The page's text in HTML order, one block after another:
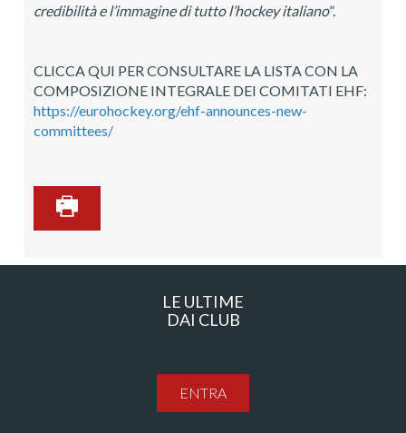
credibilità e l’immagine di tutto l’hockey italiano”.
CLICCA QUI PER CONSULTARE LA LISTA CON LA
COMPOSIZIONE INTEGRALE DEI COMITATI EHF:
https://eurohockey.org/ehf-announces-new-
committees/
LE ULTIME
DAI CLUB
ENTRA